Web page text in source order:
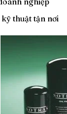
thuật tận nơi